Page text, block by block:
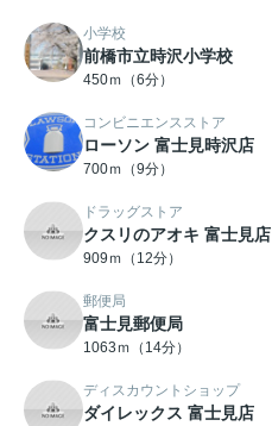
小学校
前橋市立時沢小学校
450ｍ（6分）
コンビニエンスストア
ローソン 富士見時沢店
700ｍ（9分）
ドラッグストア
クスリのアオキ 富士見店
909ｍ（12分）
郵便局
富士見郵便局
1063ｍ（14分）
ディスカウントショップ
ダイレックス 富士見店